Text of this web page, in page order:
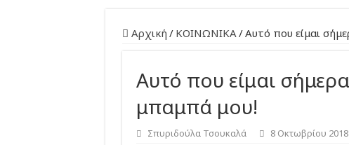
Αρχική / ΚΟΙΝΩΝΙΚΑ/Αυτό που είμαι
Αυτό που είμαι
μπαμπά μου!
Σπυριδούλα Τσουκαλά 8 Οκτωβρίου 2018